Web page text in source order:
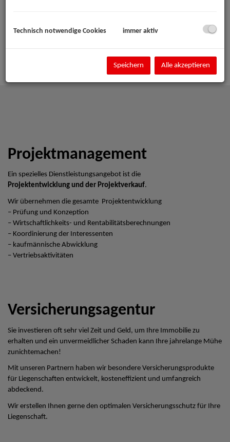
Projektmanagement
Ein spezielles Dienstleistungsangebot ist die
Projektentwicklung und der Projektverkauf.
Wir übernehmen die gesamte Projektentwicklung
– Prüfung und Konzeption
– Wirtschaftlichkeits- und Rentabilitätsberechnungen
– Koordinierung der Interessenten
– kaufmännische Abwicklung
– Vertriebsaktivitäten
Versicherungsagentur
Sie investieren oft sehr viel Zeit und Geld, um Ihre Immobilie zu
erhalten und ein unvermeidlicher Schaden kann Ihre jahrelange Mühe
zunichtemachen!
Mit unseren Partnern haben wir besondere Versicherungsprodukte
für Liegenschaften entwickelt, kosteneffizient und umfangreich
abdeckend.
Wir erstellen Ihnen gerne den optimalen Versicherungsschutz für Ihre
Liegenschaft.
Technisch notwendige Cookies immer aktiv
Speichern Alle akzeptieren